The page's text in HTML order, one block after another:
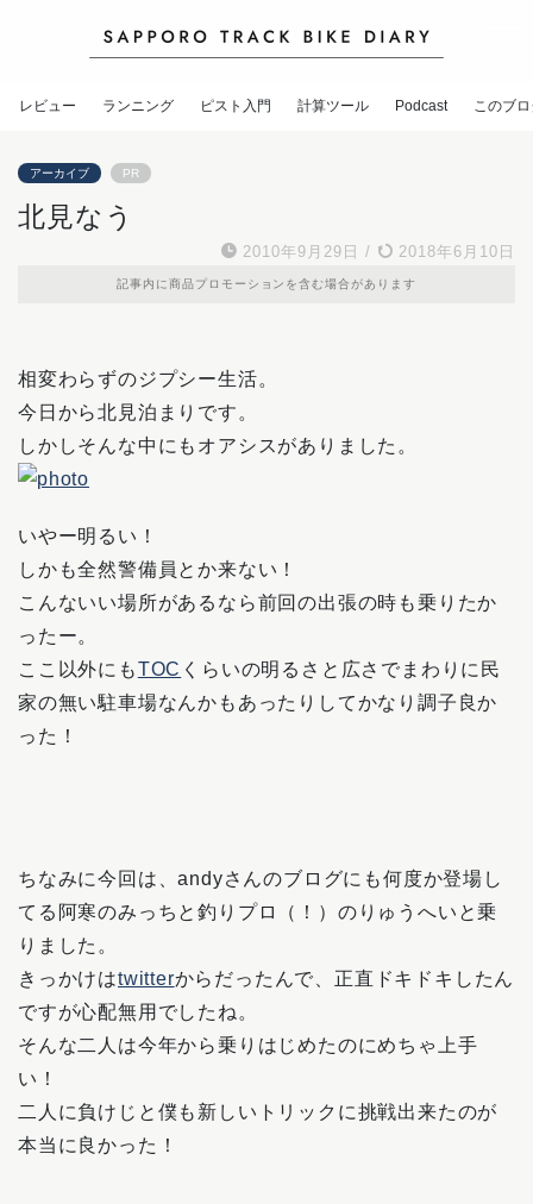
レビュー ランニング ピスト入門 計算ツール Podcast このブ
アーカイブ PR
北見なう
2010年9月29日 / 2018年6月10日
記事内に商品プロモーションを含む場合があります
相変わらずのジプシー生活。
今日から北見泊まりです。
しかしそんな中にもオアシスがありました。
いやー明るい！
しかも全然警備員とか来ない！
こんないい場所があるなら前回の出張の時も乗りたか
ったー。
ここ以外にもTOC くらいの明るさと広さでまわりに民
家の無い駐車場なんかもあったりしてかなり調子良か
った！
ちなみに今回は、andyさんのブログにも何度か登場し
てる阿寒のみっちと釣りプロ（！）のりゅうへいと乗
りました。
きっかけはtwitterからだったんで、正直ドキドキしたん
ですが心配無用でしたね。
そんな二人は今年から乗りはじめたのにめちゃ上手
い！
二人に負けじと僕も新しいトリックに挑戦出来たのが
本当に良かった！